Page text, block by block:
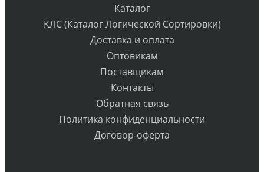
Каталог
КЛС (Каталог Логической Сортировки)
Доставка и оплата
Оптовикам
Поставщикам
Контакты
Обратная связь
Политика конфиденциальности
Договор-оферта